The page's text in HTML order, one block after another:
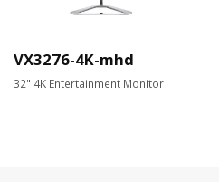
VX3276-4K-mhd
32" 4K Entertainment Monitor